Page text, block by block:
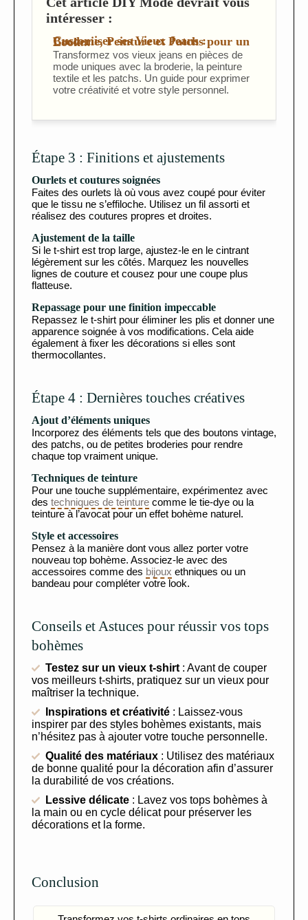
intéresser :
Customiser ses Vieux Jeans : Broderie, Peinture et Patchs pour un Look...
Transformez vos vieux jeans en pièces de
mode uniques avec la broderie, la peinture
textile et les patchs. Un guide pour exprimer
votre créativité et votre style personnel.
Étape 3 : Finitions et ajustements
Ourlets et coutures soignées
Faites des ourlets là où vous avez coupé pour éviter
que le tissu ne s’effiloche. Utilisez un fil assorti et
réalisez des coutures propres et droites.
Ajustement de la taille
Si le t-shirt est trop large, ajustez-le en le cintrant
légèrement sur les côtés. Marquez les nouvelles
lignes de couture et cousez pour une coupe plus
flatteuse.
Repassage pour une finition impeccable
Repassez le t-shirt pour éliminer les plis et donner une
apparence soignée à vos modifications. Cela aide
également à fixer les décorations si elles sont
thermocollantes.
Étape 4 : Dernières touches créatives
Ajout d’éléments uniques
Incorporez des éléments tels que des boutons vintage,
des patchs, ou de petites broderies pour rendre
chaque top vraiment unique.
Techniques de teinture
Pour une touche supplémentaire, expérimentez avec
des techniques de teinture comme le tie-dye ou la
teinture à l’avocat pour un effet bohème naturel.
Style et accessoires
Pensez à la manière dont vous allez porter votre
nouveau top bohème. Associez-le avec des
accessoires comme des bijoux ethniques ou un
bandeau pour compléter votre look.
Conseils et Astuces pour réussir vos tops
bohèmes
Testez sur un vieux t-shirt : Avant de couper
vos meilleurs t-shirts, pratiquez sur un vieux pour
maîtriser la technique.
Inspirations et créativité : Laissez-vous
inspirer par des styles bohèmes existants, mais
n’hésitez pas à ajouter votre touche personnelle.
Qualité des matériaux : Utilisez des matériaux
de bonne qualité pour la décoration afin d’assurer
la durabilité de vos créations.
Lessive délicate : Lavez vos tops bohèmes à
la main ou en cycle délicat pour préserver les
décorations et la forme.
Conclusion